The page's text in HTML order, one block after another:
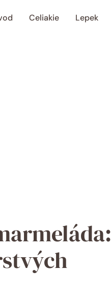
Celiakie Lepek